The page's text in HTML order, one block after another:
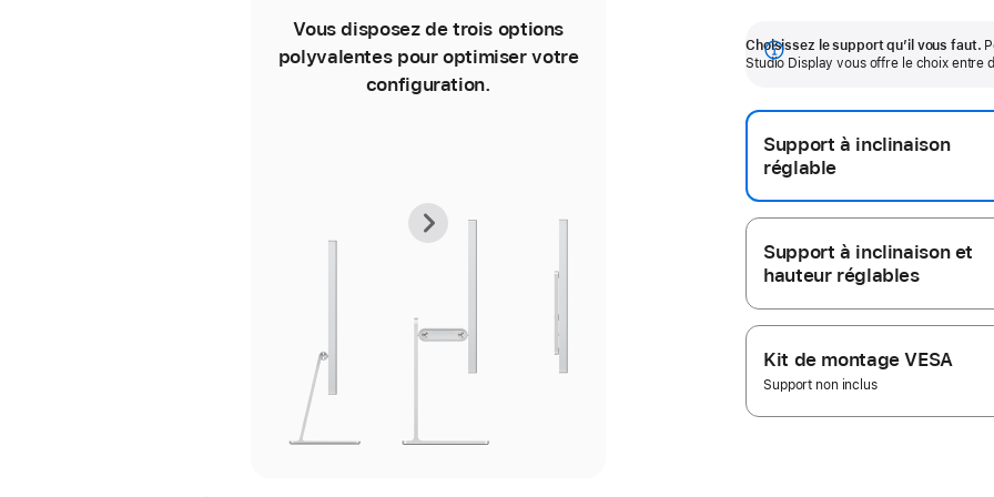
Vous disposez de trois options
polyvalentes pour optimiser votre
configuration.
d’inclinaison de 30°.
Image
précédente
la
galerie
Image
suivante
la
galerie
Choisissez le support qu’il vous faut.
Studio Display vous offre le choix entre
Afficher
Support à inclinaison
réglable
Support à inclinaison et
hauteur réglables
Kit de montage VESA
Support non inclus